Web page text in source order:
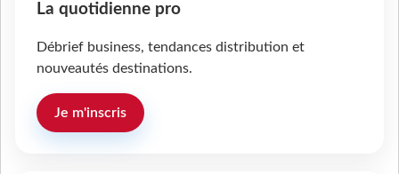
La quotidienne pro
Débrief business, tendances distribution et
nouveautés destinations.
Je m'inscris